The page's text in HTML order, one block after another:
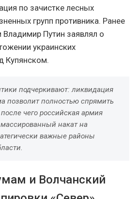
по зачистке лесных
групп противника. Ранее
Владимир Путин заявлял о
украинских
Купянском.
подчеркивают: ликвидация
позволит полностью спрямить
чего российская армия
накат на
важные районы
и Волчанский